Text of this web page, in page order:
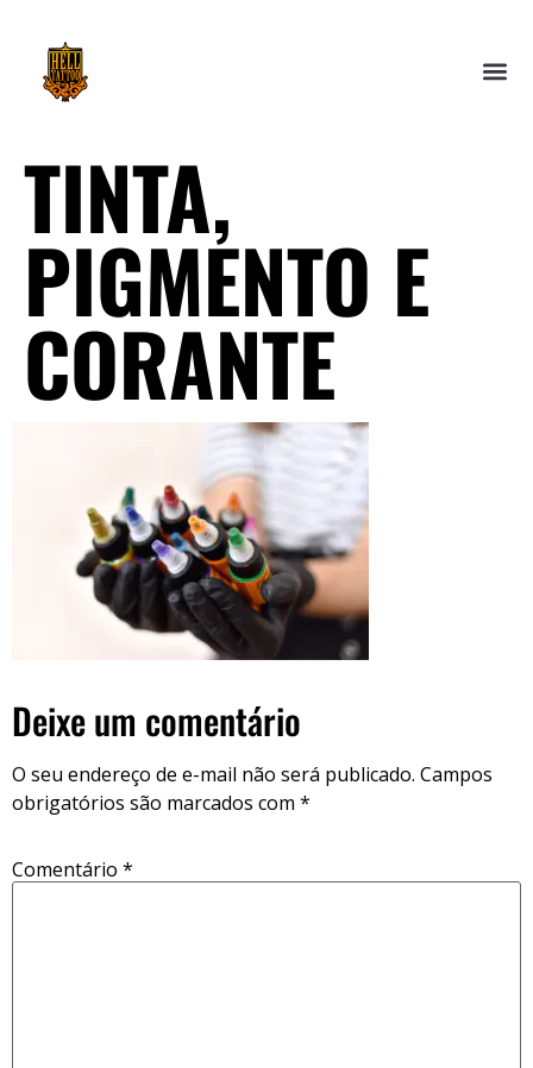
TINTA,
PIGMENTO E
CORANTE
Deixe um comentário
O seu endereço de e-mail não será publicado. Campos
obrigatórios são marcados com *
Comentário *